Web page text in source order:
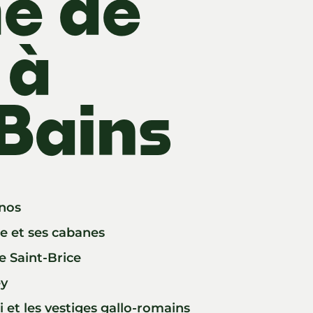
et ses cabanes
Saint-Brice
et les vestiges gallo-romains